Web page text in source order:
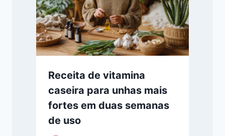
Receita de vitamina
caseira para unhas mais
fortes em duas semanas
de uso